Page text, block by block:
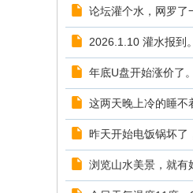
论坛灌个水，网罗了
2026.1.10 灌水报到。
年底U盘开始涨价了
这两天晚上冷的睡不
昨天开始电饭锅坏了
浏览山水美景，就有